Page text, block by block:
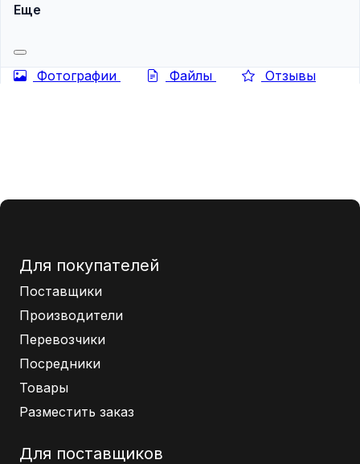
Еще
Фотографии Файлы Отзывы
Для покупателей
Поставщики
Производители
Перевозчики
Посредники
Товары
Разместить заказ
Для поставщиков